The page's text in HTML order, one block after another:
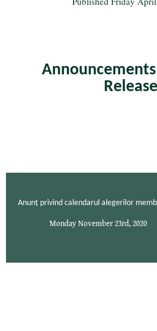
Anunț privind calendarul alegerilor
Monday November 23rd, 2020